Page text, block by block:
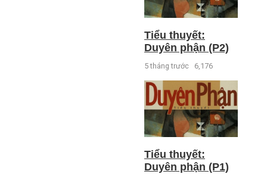
Tiểu thuyết:
Duyên phận (P2)
5 tháng trước 6,176
Tiểu thuyết:
Duyên phận (P1)